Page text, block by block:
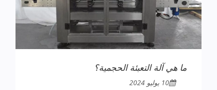
ما هي آلة التعبئة الحجمية؟
10 يوليو 2024